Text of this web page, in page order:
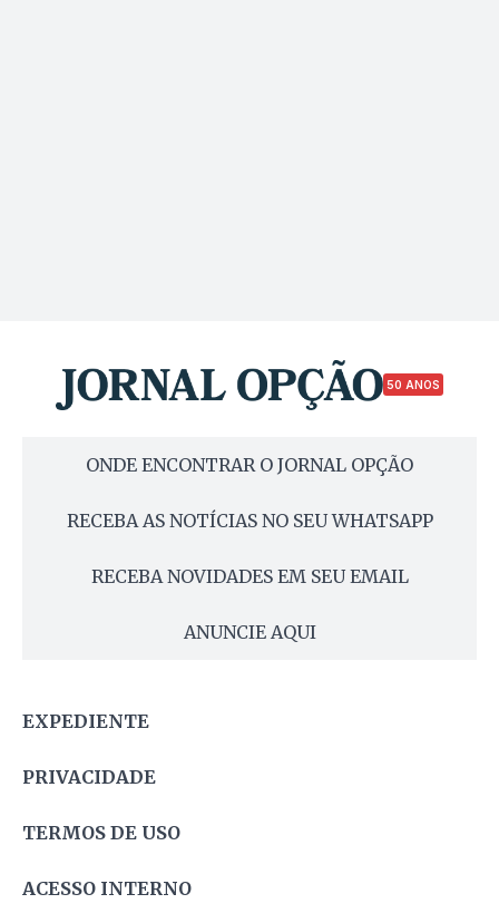
50 ANOS
ONDE ENCONTRAR O JORNAL OPÇÃO
RECEBA AS NOTÍCIAS NO SEU WHATSAPP
RECEBA NOVIDADES EM SEU EMAIL
ANUNCIE AQUI
EXPEDIENTE
PRIVACIDADE
TERMOS DE USO
ACESSO INTERNO